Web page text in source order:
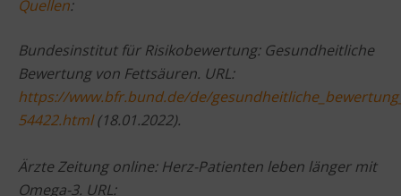
Quellen:
Bundesinstitut für Risikobewertung: Gesundheitliche
Bewertung von Fettsäuren. URL:
https://www.bfr.bund.de/de/
54422.html(18.01.2022).
Ärzte Zeitung online: Herz-Patienten leben länger mit
Omega-3. URL: